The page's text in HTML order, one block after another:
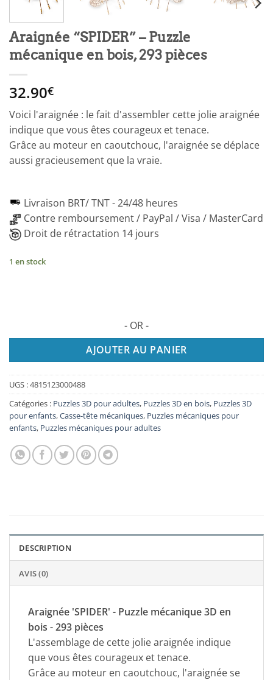
Araignée “SPIDER” – Puzzle
mécanique en bois, 293 pièces
32.90€
Voici l'araignée : le fait d'assembler cette jolie araignée
indique que vous êtes courageux et tenace.
Grâce au moteur en caoutchouc, l'araignée se déplace
aussi gracieusement que la vraie.
Livraison BRT/ TNT -24/48 heures
Contre remboursement / PayPal / Visa / MasterCard
Droit de rétractation 14 jours
1 en stock
- OR -
AJOUTER AU PANIER
UGS :4815123000488
Catégories : Puzzles 3D pour adultes, Puzzles 3D en bois, Puzzles 3D
pour enfants,Casse-tête mécaniques, Puzzles mécaniques pour
enfants, Puzzles mécaniques pour adultes
DESCRIPTION
AVIS (0)
Araignée 'SPIDER' - Puzzle mécanique 3D en
bois - 293 pièces
L'assemblage de cette jolie araignée indique
que vous êtes courageux et tenace.
Grâce au moteur en caoutchouc, l'araignée se